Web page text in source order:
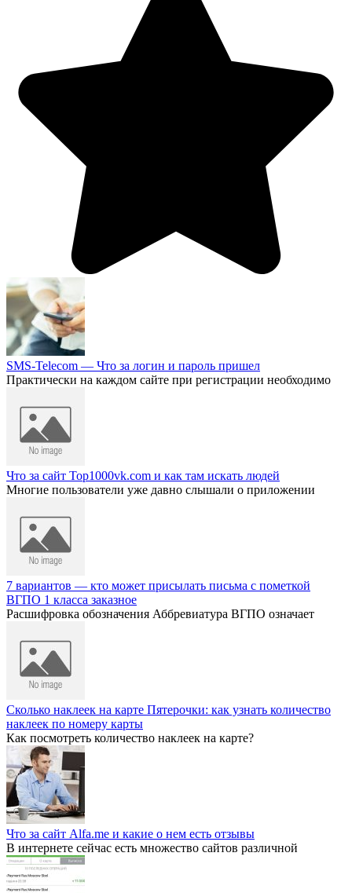
SMS-Telecom — Что за логин и пароль пришел
Практически на каждом сайте при регистрации необходимо
Что за сайт Top1000vk.com и как там искать людей
Многие пользователи уже давно слышали о приложении
7 вариантов — кто может присылать письма с пометкой
ВГПО 1 класса заказное
Расшифровка обозначения Аббревиатура ВГПО означает
Сколько наклеек на карте Пятерочки: как узнать количество
наклеек по номеру карты
Как посмотреть количество наклеек на карте?
Что за сайт Alfa.me и какие о нем есть отзывы
В интернете сейчас есть множество сайтов различной